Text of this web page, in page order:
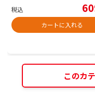
税込
カートに入れる
このカ